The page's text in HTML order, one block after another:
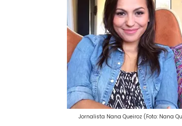
Jornalista Nana Queiroz (Foto: Nana